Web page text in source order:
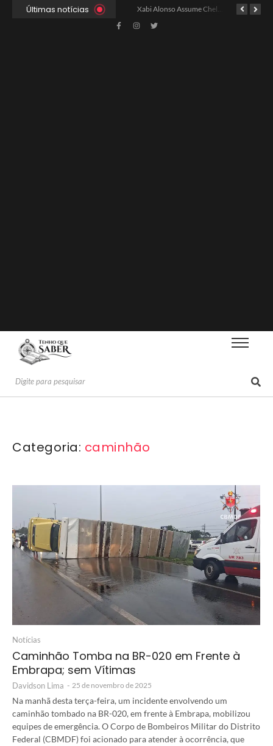
Últimas notícias
Ancelotti Avalia Elenco Final para Convocação da Copa Xabi Alonso Assume Chelsea: Nova Estratégia Gerencial e Contrato Até 2030
Categoria: caminhão
Notícias
Caminhão Tomba na BR-020 em Frente à
Embrapa; sem Vítimas
Davidson Lima - 25 de novembro de 2025
Na manhã desta terça-feira, um incidente envolvendo um
caminhão tombado na BR-020, em frente à Embrapa, mobilizou
equipes de emergência. O Corpo de Bombeiros Militar do Distrito
Federal (CBMDF) foi acionado para atender à ocorrência, que